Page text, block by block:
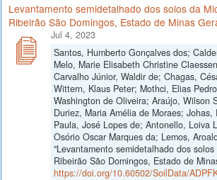
Levantamento semidetalhado dos solos da
Ribeirão São Domingos, Estado de Minas
Jul 4, 2023
Santos, Humberto Gonçalves dos;
Melo, Marie Elisabeth Christine
Carvalho Júnior, Waldir de; Chagas,
Wittern, Klaus Peter; Mothci, Elias
Washington de Oliveira; Araújo, Wilson
Duriez, Maria Amélia de Moraes;
Paula, José Lopes de; Antonello, Loiva
Osório Oscar Marques da; Lemos,
"Levantamento semidetalhado dos
Ribeirão São Domingos, Estado de
https://doi.org/10.60502/SoilData/